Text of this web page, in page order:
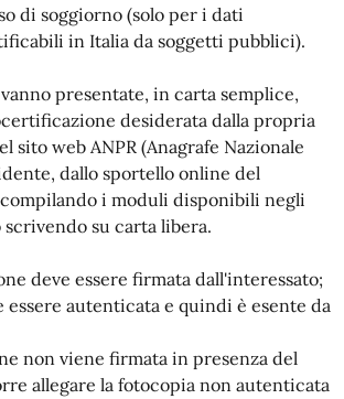
di soggiorno (solo per i dati
in Italia da soggetti pubblici).
presentate, in carta semplice,
desiderata dalla propria
sito web ANPR (Anagrafe Nazionale
dallo sportello online del
i moduli disponibili negli
su carta libera.
deve essere firmata dall'interessato;
essere autenticata e quindi è esente da
non viene firmata in presenza del
allegare la fotocopia non autenticata